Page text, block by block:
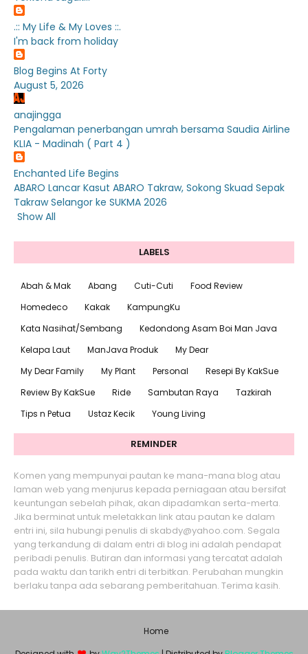
.:: My Life & My Loves ::.
I'm back from holiday
Blog Begins At Forty
August 5, 2026
anajingga
Pengalaman penerbangan umrah bersama Saudia Airline
KLIA - Madinah ( Part 4 )
Enchanted Life Begins
ABARO Lancar Kasut ABARO Takraw, Sokong Skuad Sepak
Takraw Selangor ke SUKMA 2026
Show All
LABELS
Abah & Mak Abang Cuti-Cuti
Food Review
Homedeco
Kakak
KampungKu
Kata Nasihat/Sembang
Kedondong Asam Boi Man Java
Kelapa Laut
ManJava Produk
My Dear
My Dear Family
My Plant Personal
Resepi By KakSue
Review By KakSue
Ride Sambutan Raya
Tazkirah
Tips n Petua
Ustaz Kecik Young Living
REMINDER
Komen yang mempunyai pautan ke mana-mana blog atau
laman web yang menjurus kepada perniagaan atau bersifat
keuntungan sebelah pihak, akan dipadamkan serta-merta.
Jika berminat untuk meletakkan link atau pautan ke dalam
entri ini, sila hubungi penulis di skabdy@yahoo.com. Segala
yang terkandung di dalam entri di blog ini adalah pendapat
peribadi penulis. Butiran dan informasi yang tercatat adalah
pada waktu dan tarikh entri di terbitkan. Perubahan mungkin
berlaku tanpa ada sebarang pemberitahuan. Terima kasih.
Home